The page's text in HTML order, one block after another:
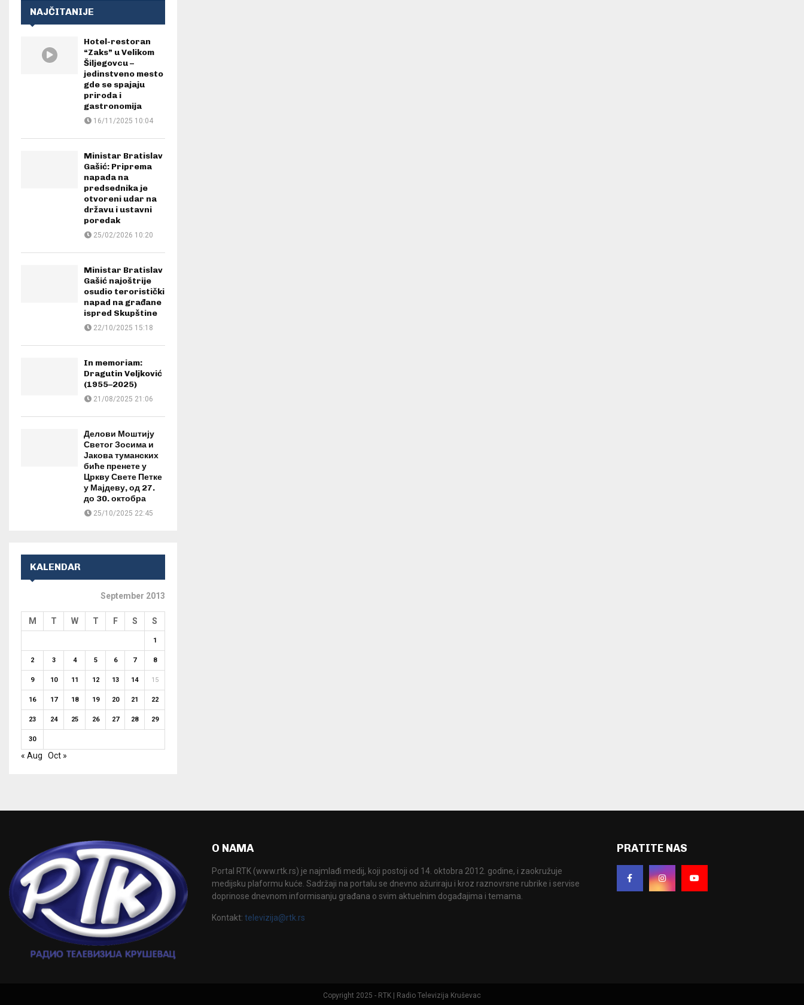
NAJČITANIJE
Hotel-restoran
“Zaks” u Velikom
Šiljegovcu –
jedinstveno mesto
gde se spajaju
priroda i
gastronomija
16/11/2025 10:04
Ministar Bratislav
Gašić: Priprema
napada na
predsednika je
otvoreni udar na
državu i ustavni
poredak
25/02/2026 10:20
Ministar Bratislav
Gašić najoštrije
osudio teroristički
napad na građane
ispred Skupštine
22/10/2025 15:18
In memoriam:
Dragutin Veljković
(1955–2025)
21/08/2025 21:06
Делови Моштију
Светог Зосима и
Јакова туманских
биће пренете у
Цркву Свете Петке
у Мајдеву, од 27.
до 30. октобра
25/10/2025 22:45
KALENDAR
September 2013
M T W T F S S
1
2 3 4 5 6 7 8
9 10 11 12 13 14 15
16 17 18 19 20 21 22
23 24 25 26 27 28 29
30
« Aug Oct »
O NAMA
Portal RTK (www.rtk.rs) je najmlađi medij, koji postoji od 14. oktobra 2012. godine, i zaokružuje
medijsku plaformu kuće. Sadržaji na portalu se dnevno ažuriraju i kroz raznovrsne rubrike i servise
doprinose dnevnom informisanju građana o svim aktuelnim događajima i temama.
Kontakt: televizija@rtk.rs
PRATITE NAS
Copyright 2025 - RTK | Radio Televizija Kruševac